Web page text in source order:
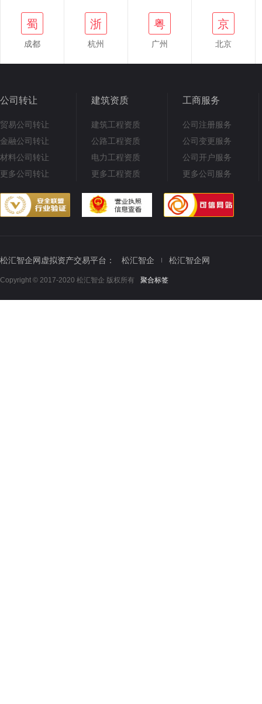
蜀
成都
浙
杭州
粤
广州
京
北京
公司转让
贸易公司转让
金融公司转让
材料公司转让
更多公司转让
建筑资质
建筑工程资质
公路工程资质
电力工程资质
更多工程资质
工商服务
公司注册服务
公司变更服务
公司开户服务
更多公司服务
松汇智企网虚拟资产交易平台： 松汇智企 松汇智企网
Copyright © 2017-2020 松汇智企 版权所有 聚合标签